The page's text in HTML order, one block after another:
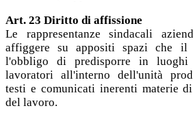
Art. 23 Diritto di affissione
Le rappresentanze sindacali
affiggere su appositi spazi che
l'obbligo di predisporre in
lavoratori all'interno dell'unità
testi e comunicati inerenti materie
del lavoro.